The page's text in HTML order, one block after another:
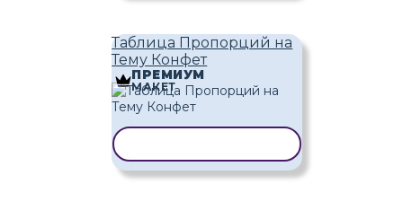
Таблица Пропорций на
Тему Конфет
ПРЕМИУМ
МАКЕТ